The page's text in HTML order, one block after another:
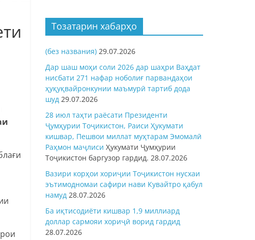
Тозатарин хабарҳо
(без названия) 29.07.2026
Дар шаш моҳи соли 2026 дар шаҳри Ваҳдат
нисбати 271 нафар ноболиғ парвандаҳои
ҳуқуқвайронкунии маъмурӣ тартиб дода
шуд 29.07.2026
28 июл таҳти раёсати Президенти
Ҷумҳурии Тоҷикистон, Раиси Ҳукумати
кишвар, Пешвои миллат муҳтарам Эмомалӣ
Раҳмон маҷлиси Ҳукумати Ҷумҳурии
Тоҷикистон баргузор гардид. 28.07.2026
Вазири корҳои хориҷии Тоҷикистон нусхаи
эътимодномаи сафири нави Кувайтро қабул
намуд 28.07.2026
Ба иқтисодиёти кишвар 1,9 миллиард
доллар сармояи хориҷӣ ворид гардид
28.07.2026